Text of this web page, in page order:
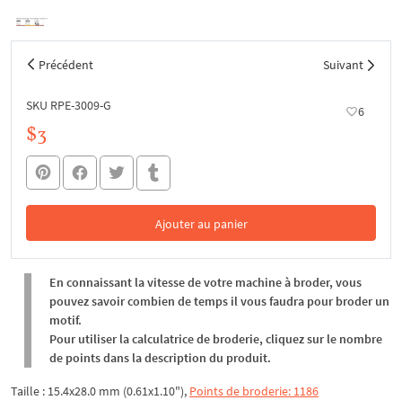
Précédent Suivant
SKU RPE-3009-G 6
$3
Ajouter au panier
Dans le panier
En connaissant la vitesse de votre machine à broder, vous
pouvez savoir combien de temps il vous faudra pour broder un
motif.
Pour utiliser la calculatrice de broderie, cliquez sur le nombre
de points dans la description du produit.
Taille : 15.4x28.0 mm (0.61x1.10"), Points de broderie: 1186